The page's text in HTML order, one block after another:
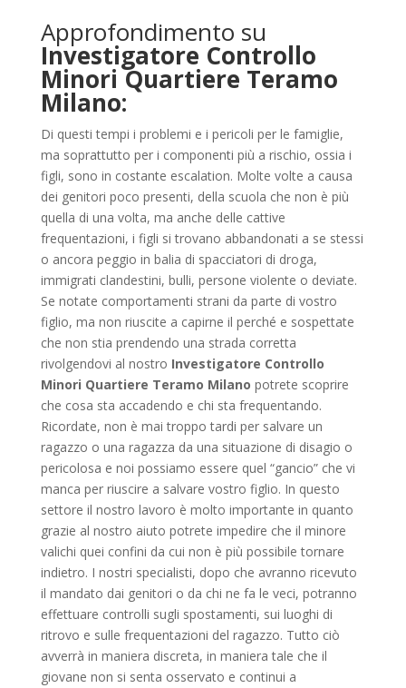
Approfondimento su
Investigatore Controllo
Minori Quartiere Teramo
Milano:
Di questi tempi i problemi e i pericoli per le famiglie,
ma soprattutto per i componenti più a rischio, ossia i
figli, sono in costante escalation. Molte volte a causa
dei genitori poco presenti, della scuola che non è più
quella di una volta, ma anche delle cattive
frequentazioni, i figli si trovano abbandonati a se stessi
o ancora peggio in balia di spacciatori di droga,
immigrati clandestini, bulli, persone violente o deviate.
Se notate comportamenti strani da parte di vostro
figlio, ma non riuscite a capirne il perché e sospettate
che non stia prendendo una strada corretta
rivolgendovi al nostro Investigatore Controllo
Minori Quartiere Teramo Milano potrete scoprire
che cosa sta accadendo e chi sta frequentando.
Ricordate, non è mai troppo tardi per salvare un
ragazzo o una ragazza da una situazione di disagio o
pericolosa e noi possiamo essere quel “gancio” che vi
manca per riuscire a salvare vostro figlio. In questo
settore il nostro lavoro è molto importante in quanto
grazie al nostro aiuto potrete impedire che il minore
valichi quei confini da cui non è più possibile tornare
indietro. I nostri specialisti, dopo che avranno ricevuto
il mandato dai genitori o da chi ne fa le veci, potranno
effettuare controlli sugli spostamenti, sui luoghi di
ritrovo e sulle frequentazioni del ragazzo. Tutto ciò
avverrà in maniera discreta, in maniera tale che il
giovane non si senta osservato e continui a